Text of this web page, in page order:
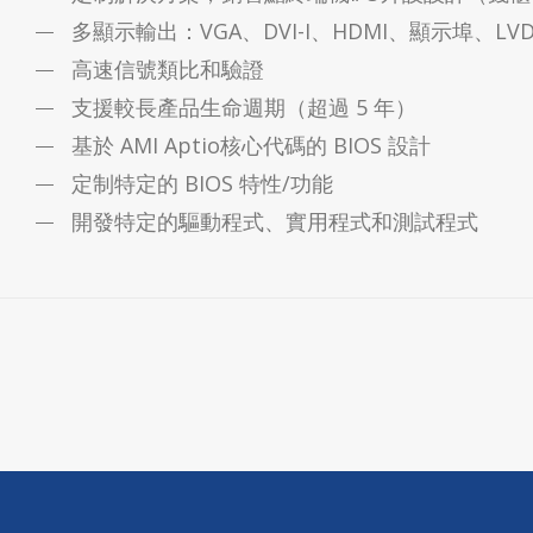
多顯示輸出：VGA、DVI-I、HDMI、顯示埠、
高速信號類比和驗證
支援較長產品生命週期（超過 5 年）
基於 AMI Aptio核心代碼的 BIOS 設計
定制特定的 BIOS 特性/功能
開發特定的驅動程式、實用程式和測試程式